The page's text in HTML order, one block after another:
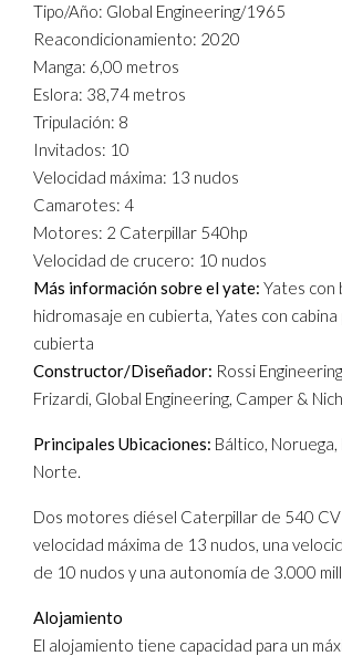
Tipo/Año: Global Engineering/1965
Reacondicionamiento: 2020
Manga: 6,00 metros
Eslora: 38,74 metros
Tripulación: 8
Invitados: 10
Velocidad máxima: 13 nudos
Camarotes: 4
Motores: 2 Caterpillar 540hp
Velocidad de crucero: 10 nudos
Más información sobre el yate: Yates con
hidromasaje en cubierta, Yates con cabina
cubierta
Constructor/Diseñador: Rossi
Frizardi, Global Engineering, Camper &
Principales Ubicaciones: Báltico, Noruega,
Norte.
Dos motores diésel Caterpillar de 540
velocidad máxima de 13 nudos, una
de 10 nudos y una autonomía de 3.000
Alojamiento
El alojamiento tiene capacidad para un